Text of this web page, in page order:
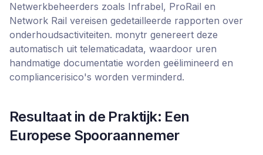
Netwerkbeheerders zoals Infrabel, ProRail en
Network Rail vereisen gedetailleerde rapporten over
onderhoudsactiviteiten. monytr genereert deze
automatisch uit telematicadata, waardoor uren
handmatige documentatie worden geëlimineerd en
compliancerisico's worden verminderd.
Resultaat in de Praktijk: Een
Europese Spooraannemer